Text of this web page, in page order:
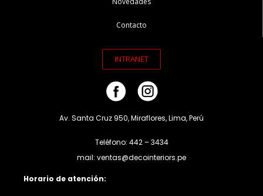
Contacto
INTRANET
Av. Santa Cruz 950, Miraflores, Lima, Perú
Teléfono: 442 – 3434
mail: ventas@decointeriors.pe
Horario de atención: